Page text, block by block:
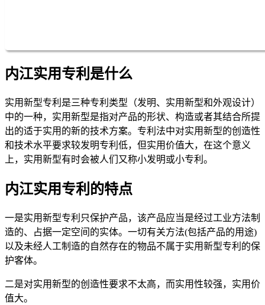
内江实用专利是什么
实用新型专利是三种专利类型（发明、实用新型和外观设计）
中的一种，实用新型是指对产品的形状、构造或者其结合所提
出的适于实用的新的技术方案。专利法中对实用新型的创造性
和技术水平要求较发明专利低，但实用价值大，在这个意义
上，实用新型有时会被人们又称小发明或小专利。
内江实用专利的特点
一是实用新型专利只保护产品，该产品应当是经过工业方法制
造的、占据一定空间的实体。一切有关方法(包括产品的用途)
以及未经人工制造的自然存在的物品不属于实用新型专利的保
护客体。
二是对实用新型的创造性要求不太高，而实用性较强，实用价
值大。